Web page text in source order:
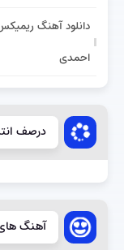
دانلود آهنگ
احمدی
درصف
آهنگ